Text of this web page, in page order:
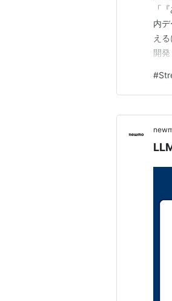
「
内
え
開
か
は
#